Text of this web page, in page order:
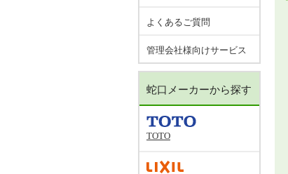
よくあるご質問
管理会社様向けサービス
蛇口メーカーから探す
TOTO